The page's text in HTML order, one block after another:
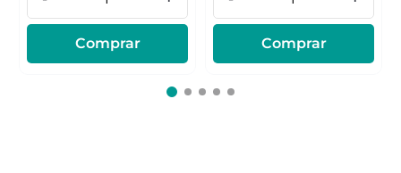
Comprar Comprar